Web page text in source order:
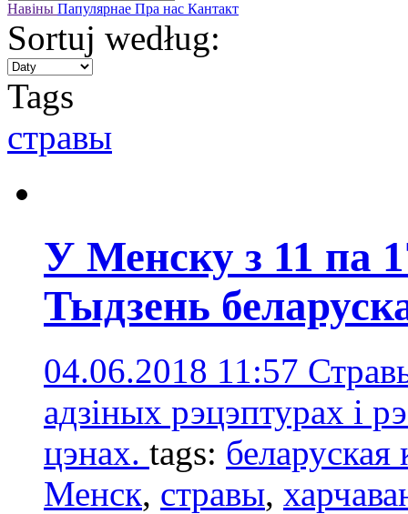
Навіны Папулярнае Пра нас Кантакт
Sortuj według:
Tags
стравы
У Менску з 11 па
Тыдзень
04.06.2018 11:57
адзіных рэцэптурах і
цэнах. tags: беларуская
Менск, стравы,